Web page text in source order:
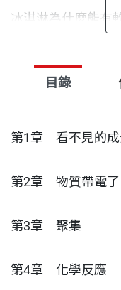
冰淇淋為什麼能有
煮麵條時為什麼要
答，讓你一看就明
別以為《看漫畫，
來愈重要的物理化
目錄
第1章 看不見的
第2章 物質帶電了
第3章 聚集
第4章 化學反應